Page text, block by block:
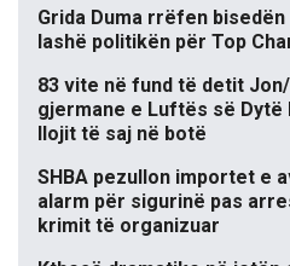
Grida Duma rrëfen
lashë politikën për Top
83 vite në fund të detit
gjermane e Luftës së
llojit të saj në botë
SHBA pezullon importet e
alarm për sigurinë pas
krimit të organizuar